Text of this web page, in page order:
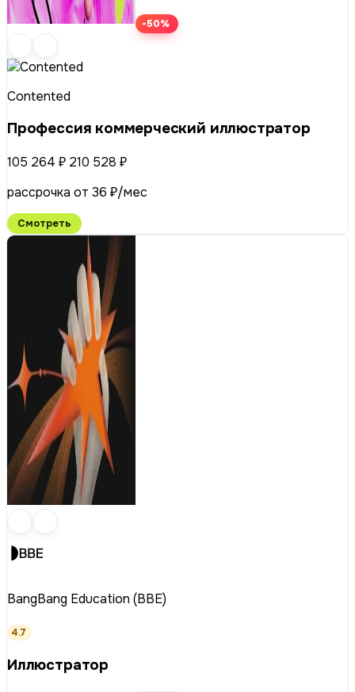
-50%
Contented
Профессия коммерческий иллюстратор
105 264 ₽ 210 528 ₽
рассрочка от 36 ₽/мес
Смотреть
BangBang Education (BBE)
4.7
Иллюстратор